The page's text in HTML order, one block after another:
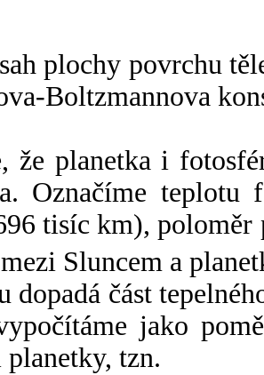
plochy povrchu
Boltzmannova
že planetka i
Označíme
tisíc km),
Sluncem a
dopadá část
jako
tzn.